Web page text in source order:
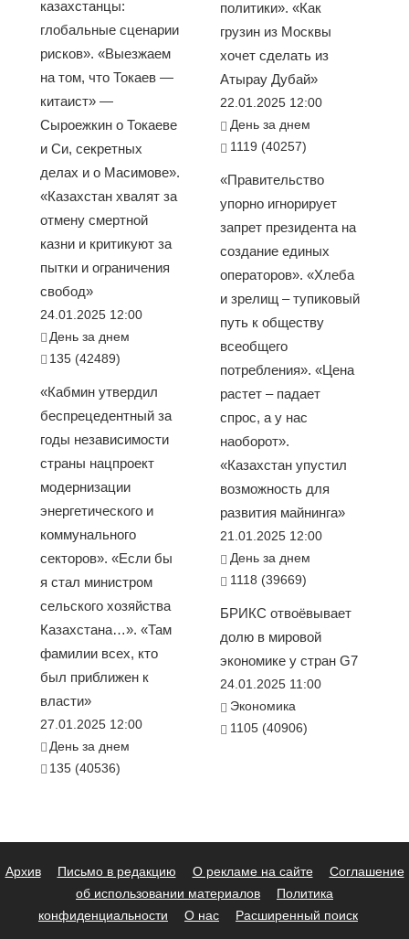
казахстанцы:
глобальные сценарии
рисков». «Выезжаем
на том, что Токаев —
китаист» —
Сыроежкин о Токаеве
и Си, секретных
делах и о Масимове».
«Казахстан хвалят за
отмену смертной
казни и критикуют за
пытки и ограничения
свобод»
24.01.2025 12:00
День за днем
135 (42489)
«Кабмин утвердил
беспрецедентный за
годы независимости
страны нацпроект
модернизации
энергетического и
коммунального
секторов». «Если бы
я стал министром
сельского хозяйства
Казахстана…». «Там
фамилии всех, кто
был приближен к
власти»
27.01.2025 12:00
День за днем
135 (40536)
политики». «Как
грузин из Москвы
хочет сделать из
Атырау Дубай»
22.01.2025 12:00
День за днем
1119 (40257)
«Правительство
упорно игнорирует
запрет президента на
создание единых
операторов». «Хлеба
и зрелищ – тупиковый
путь к обществу
всеобщего
потребления». «Цена
растет – падает
спрос, а у нас
наоборот».
«Казахстан упустил
возможность для
развития майнинга»
21.01.2025 12:00
День за днем
1118 (39669)
БРИКС отвоёвывает
долю в мировой
экономике у стран G7
24.01.2025 11:00
Экономика
1105 (40906)
Архив Письмо в редакцию О рекламе на сайте
Соглашение
об использовании материалов
Политика
конфиденциальности
О нас Расширенный поиск